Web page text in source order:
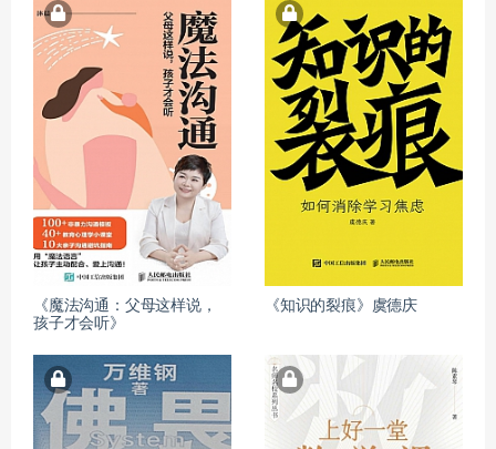
《魔法沟通：父母这样说，
孩子才会听》
《知识的裂痕》虞德庆